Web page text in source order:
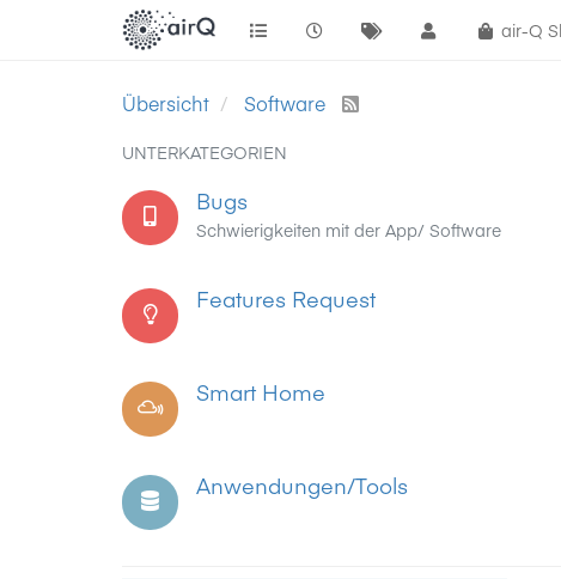
air-Q
Übersicht Software
UNTERKATEGORIEN
Bugs
Schwierigkeiten mit der App/ Software
Features Request
Smart Home
Anwendungen/Tools